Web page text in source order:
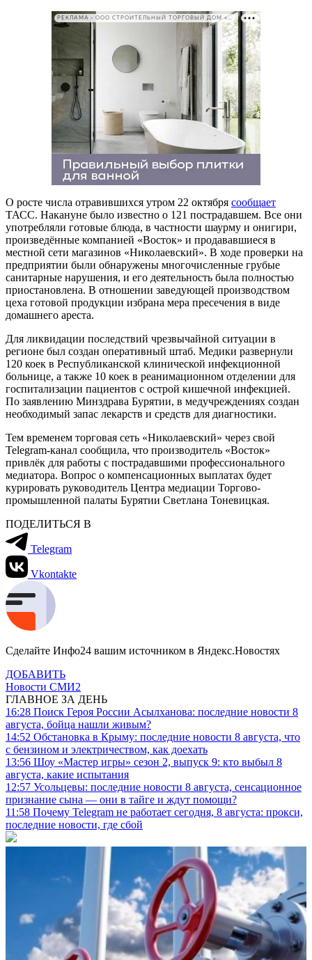
РЕКЛАМА • ООО СТРОИТЕЛЬНЫЙ ТОРГОВЫЙ ДОМ «ПЕТРОВИЧ». ИНН: 7802348846
О росте числа отравившихся утром 22 октября сообщает
ТАСС. Накануне было известно о 121 пострадавшем. Все они
употребляли готовые блюда, в частности шаурму и онигири,
произведённые компанией «Восток» и продававшиеся в
местной сети магазинов «Николаевский». В ходе проверки на
предприятии были обнаружены многочисленные грубые
санитарные нарушения, и его деятельность была полностью
приостановлена. В отношении заведующей производством
цеха готовой продукции избрана мера пресечения в виде
домашнего ареста.
Для ликвидации последствий чрезвычайной ситуации в
регионе был создан оперативный штаб. Медики развернули
120 коек в Республиканской клинической инфекционной
больнице, а также 10 коек в реанимационном отделении для
госпитализации пациентов с острой кишечной инфекцией.
По заявлению Минздрава Бурятии, в медучреждениях создан
необходимый запас лекарств и средств для диагностики.
Тем временем торговая сеть «Николаевский» через свой
Telegram-канал сообщила, что производитель «Восток»
привлёк для работы с пострадавшими профессионального
медиатора. Вопрос о компенсационных выплатах будет
курировать руководитель Центра медиации Торгово-
промышленной палаты Бурятии Светлана Тоневицкая.
ПОДЕЛИТЬСЯ В
Telegram
Vkontakte
Сделайте Инфо24 вашим источником в Яндекс.Новостях
ДОБАВИТЬ
Новости СМИ2
ГЛАВНОЕ ЗА ДЕНЬ
16:28 Поиск Героя России Асылханова: последние новости 8
августа, бойца нашли живым?
14:52 Обстановка в Крыму: последние новости 8 августа, что
с бензином и электричеством, как доехать
13:56 Шоу «Мастер игры» сезон 2, выпуск 9: кто выбыл 8
августа, какие испытания
12:57 Усольцевы: последние новости 8 августа, сенсационное
признание сына — они в тайге и ждут помощи?
11:58 Почему Telegram не работает сегодня, 8 августа: прокси,
последние новости, где сбой